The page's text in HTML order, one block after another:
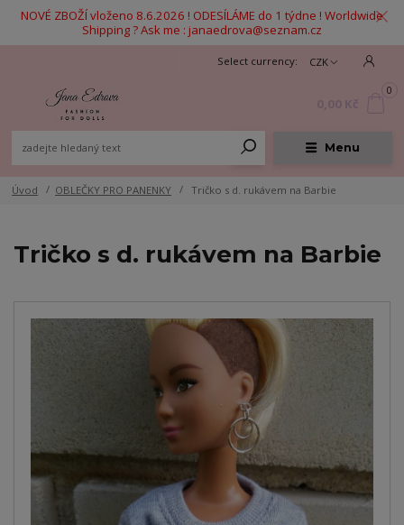
NOVÉ ZBOŽÍ vloženo 8.6.2026 ! ODESÍLÁME do 1 týdne ! Worldwide
Shipping ? Ask me : janaedrova@seznam.cz
Menu
CZK
0
Úvod OBLEČKY PRO PANENKY Tričko s d. rukávem na Barbie
Tričko s d. rukávem na Barbie